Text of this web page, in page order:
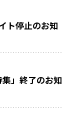
ト停止のお知
集」終了のお知